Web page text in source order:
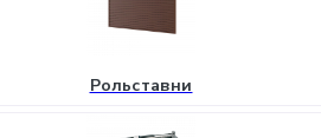
Рольставни